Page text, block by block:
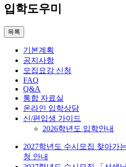
입학도우미
목록
기본계획
공지사항
모집요강 신청
FAQ
Q&A
통합 자료실
온라인 입학상담
신/편입생 가이드
2026학년도 입학안내
2027학년도 수시모집 찾아가
청 안내